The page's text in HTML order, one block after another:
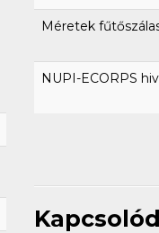
Méretek
NUPI-ECORPS